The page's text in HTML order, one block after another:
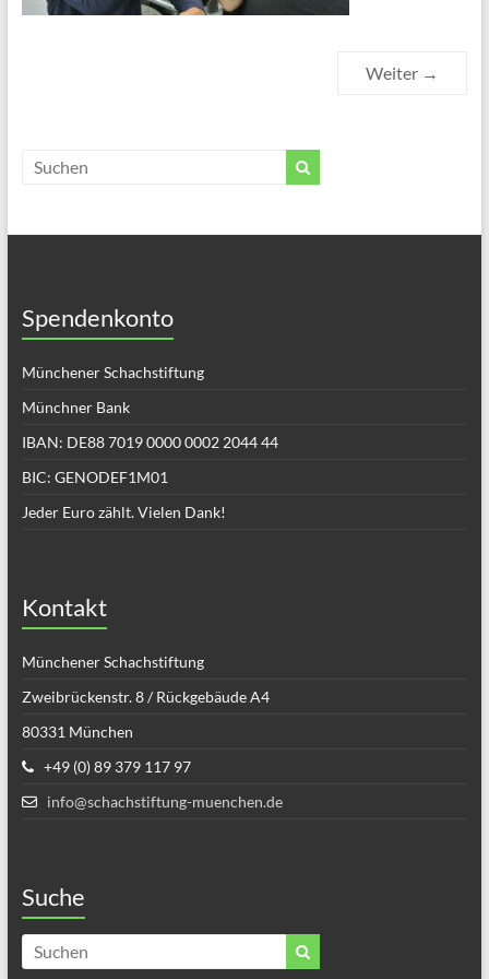
Weiter →
Spendenkonto
Münchener Schachstiftung
Münchner Bank
IBAN: DE88 7019 0000 0002 2044 44
BIC: GENODEF1M01
Jeder Euro zählt. Vielen Dank!
Kontakt
Münchener Schachstiftung
Zweibrückenstr. 8 / Rückgebäude A4
80331 München
+49 (0) 89 379 117 97
info@schachstiftung-muenchen.de
Suche